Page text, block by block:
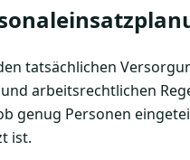
tatsächlichen
arbeitsrechtlichen
genug Personen
ist.